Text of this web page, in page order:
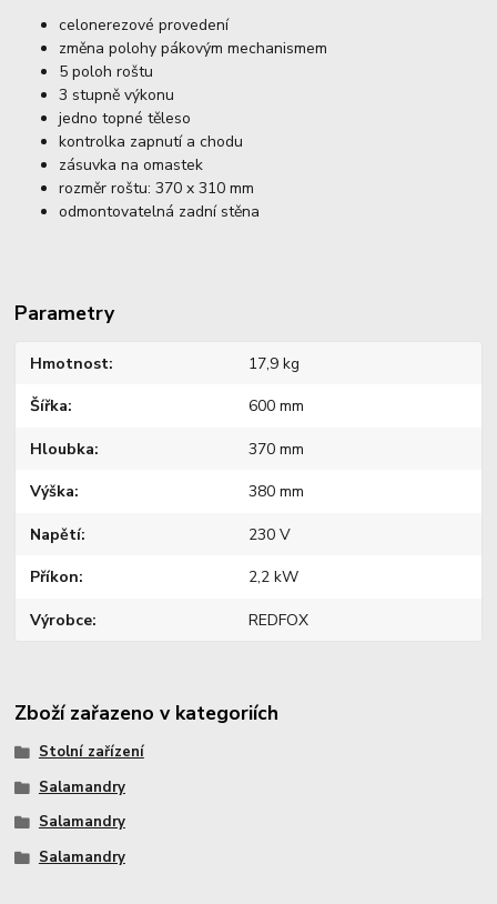
celonerezové provedení
změna polohy pákovým mechanismem
5 poloh roštu
3 stupně výkonu
jedno topné těleso
kontrolka zapnutí a chodu
zásuvka na omastek
rozměr roštu: 370 x 310 mm
odmontovatelná zadní stěna
Parametry
Hmotnost 17,9 kg
Šířka 600 mm
Hloubka 370 mm
Výška 380 mm
Napětí 230 V
Příkon 2,2 kW
Výrobce REDFOX
Zboží zařazeno v kategoriích
Stolní zařízení
Salamandry
Salamandry
Salamandry